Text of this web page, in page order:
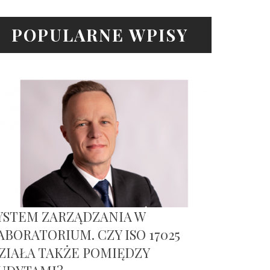
POPULARNE WPISY
ZARZĄDZANIA W
CZY ISO 17025
TAKŻE POMIĘDZY